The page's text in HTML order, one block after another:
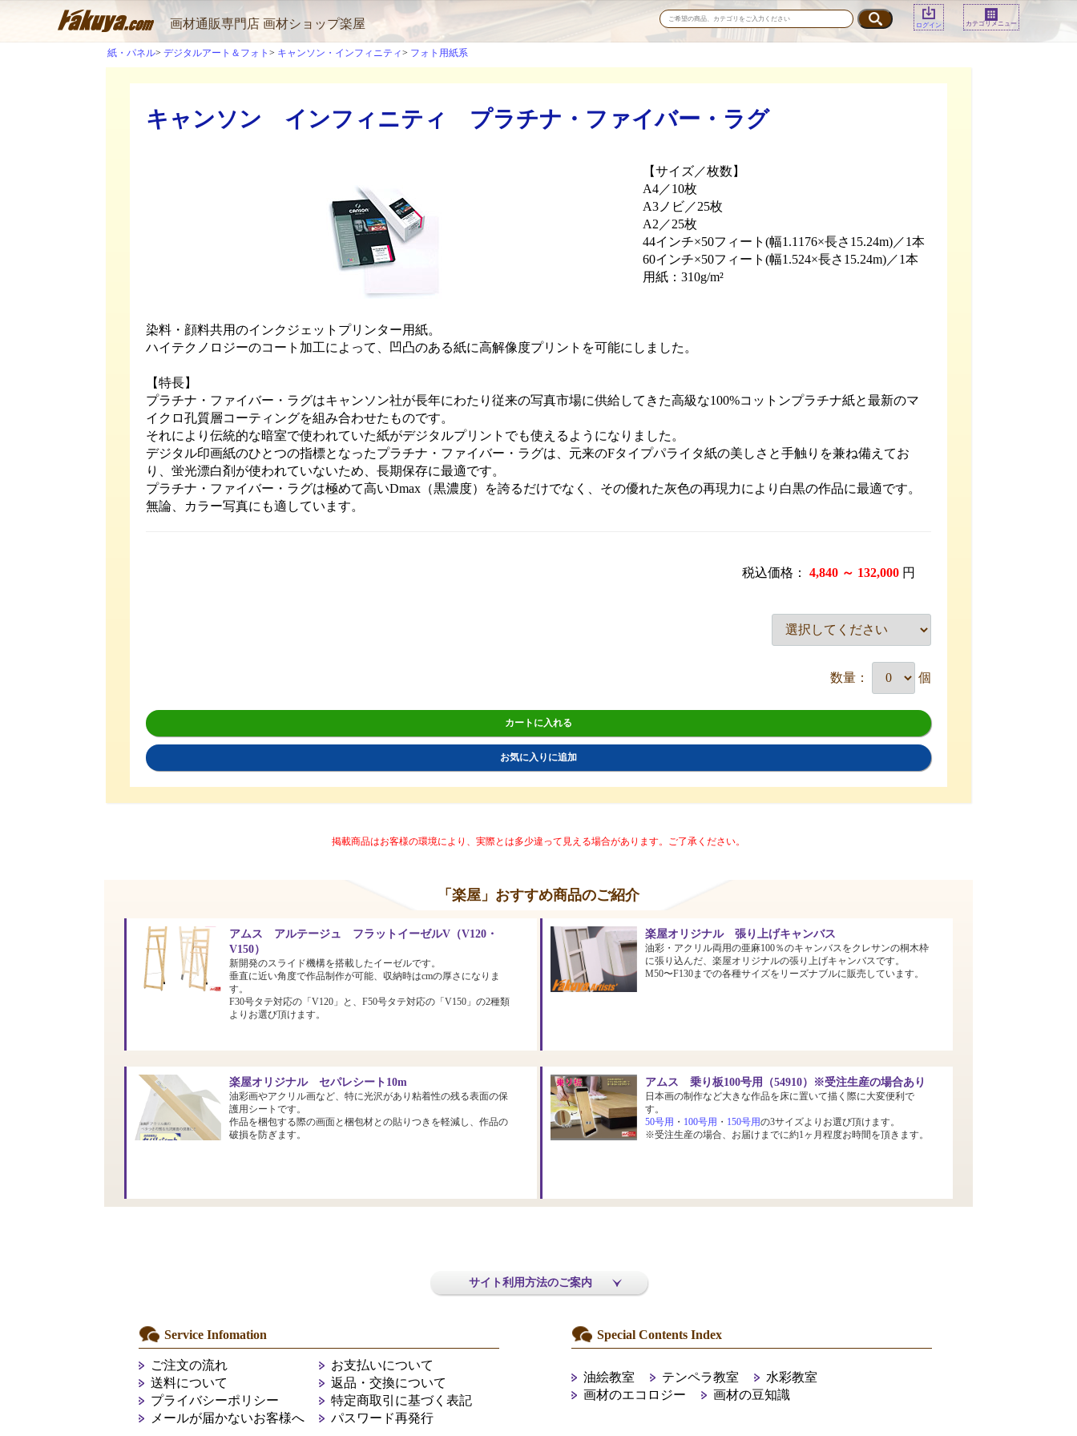
画材通販専門店 画材ショップ楽屋 ログイン カテゴリメニュー
紙・パネル デジタルアート＆フォト キャンソン・インフィニティ フォト用紙系
キャンソン インフィニティ プラチナ・ファイバー・ラグ
【サイズ／枚数】
A4／10枚
A3ノビ／25枚
A2／25枚
44インチ×50フィート(幅1.1176×長さ15.24m)／1本
60インチ×50フィート(幅1.524×長さ15.24m)／1本
用紙：310g/m²
染料・顔料共用のインクジェットプリンター用紙。
ハイテクノロジーのコート加工によって、凹凸のある紙に高解像度プリントを可能にしました。
【特長】
プラチナ・ファイバー・ラグはキャンソン社が長年にわたり従来の写真市場に供給してきた高級な100%コットンプラチナ紙と最新のマ
イクロ孔質層コーティングを組み合わせたものです。
それにより伝統的な暗室で使われていた紙がデジタルプリントでも使えるようになりました。
デジタル印画紙のひとつの指標となったプラチナ・ファイバー・ラグは、元来のFタイプパライタ紙の美しさと手触りを兼ね備えてお
り、蛍光漂白剤が使われていないため、長期保存に最適です。
プラチナ・ファイバー・ラグは極めて高いDmax（黒濃度）を誇るだけでなく、その優れた灰色の再現力により白黒の作品に最適です。
無論、カラー写真にも適しています。
税込価格： 4,840 ～ 132,000 円
数量： 個
カートに入れる
お気に入りに追加
掲載商品はお客様の環境により、実際とは多少違って見える場合があります。ご了承ください。
「楽屋」おすすめ商品のご紹介
アムス アルテージュ フラットイーゼルV（V120・
V150）
新開発のスライド機構を搭載したイーゼルです。
垂直に近い角度で作品制作が可能、収納時はcmの厚さになりま
す。
F30号タテ対応の「V120」と、F50号タテ対応の「V150」の2種類
よりお選び頂けます。
楽屋オリジナル 張り上げキャンバス
油彩・アクリル両用の亜麻100％のキャンバスをクレサンの桐木枠
に張り込んだ、楽屋オリジナルの張り上げキャンバスです。
M50〜F130までの各種サイズをリーズナブルに販売しています。
楽屋オリジナル セパレシート10m
油彩画やアクリル画など、特に光沢があり粘着性の残る表面の保
護用シートです。
作品を梱包する際の画面と梱包材との貼りつきを軽減し、作品の
破損を防ぎます。
アムス 乗り板100号用（54910）※受注生産の場合あり
日本画の制作など大きな作品を床に置いて描く際に大変便利で
す。
50号用 ・ 100号用 ・ 150号用の3サイズよりお選び頂けます。
※受注生産の場合、お届けまでに約1ヶ月程度お時間を頂きます。
サイト利用方法のご案内
Service Infomation
ご注文の流れ
お支払いについて
送料について
返品・交換について
プライバシーポリシー
特定商取引に基づく表記
メールが届かないお客様へ
パスワード再発行
Special Contents Index
油絵教室 テンペラ教室
水彩教室
画材のエコロジー
画材の豆知識